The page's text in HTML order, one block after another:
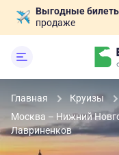
Выгодные
продаже
Главная Круизы
Москва – Нижний
Лавриненков